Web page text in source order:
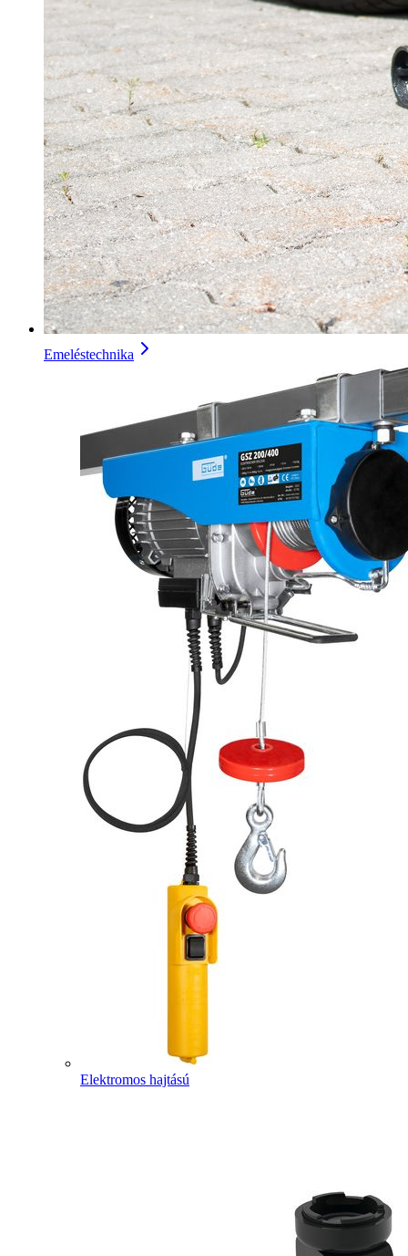
Emeléstechnika
Elektromos hajtású